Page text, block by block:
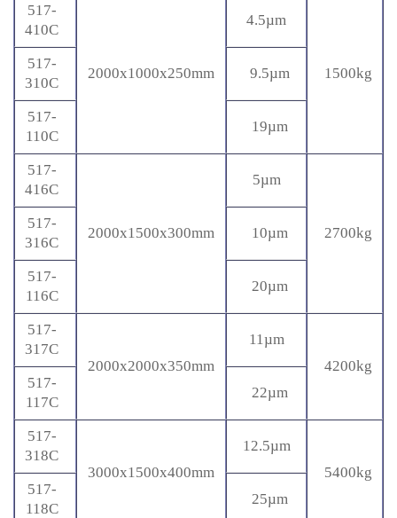
517-
410C
2000x1000x250mm
4.5µm
1500kg
517-
310C
9.5µm
517-
110C
19µm
517-
416C
2000x1500x300mm
5µm
2700kg
517-
316C
10µm
517-
116C
20µm
517-
317C
2000x2000x350mm
11µm
4200kg
517-
117C
22µm
517-
318C
3000x1500x400mm
12.5µm
5400kg
517-
118C
25µm